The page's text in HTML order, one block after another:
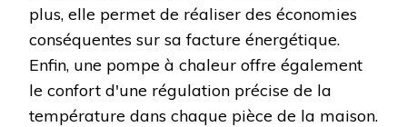
plus, elle permet de réaliser des économies
conséquentes sur sa facture énergétique.
Enfin, une pompe à chaleur offre également
le confort d'une régulation précise de la
température dans chaque pièce de la maison.